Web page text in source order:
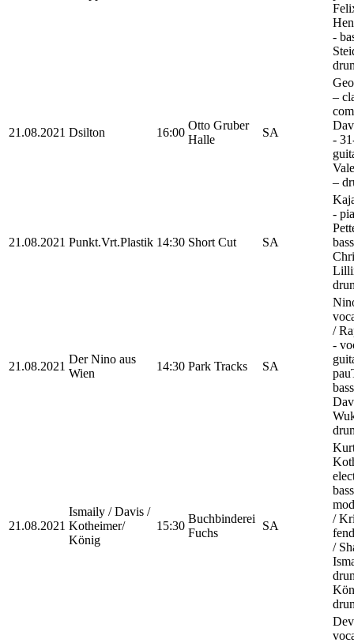
-
21.08.2021 Dsilton 16:00
Otto Gruber
Halle
SA
–
-
–
21.08.2021 Punkt.Vrt.Plastik 14:30 Short Cut SA
-
21.08.2021
Der Nino aus
Wien
14:30 Park Tracks SA
/
-
21.08.2021
Ismaily / Davis /
Kotheimer/
König
15:30
Buchbinderei
Fuchs
SA
/
/